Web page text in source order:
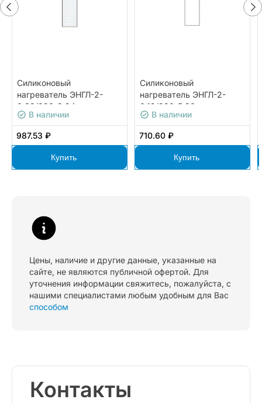
Силиконовый
нагреватель ЭНГЛ-2-
0,33/220-8,24
В наличии
987.53 ₽
Купить
Силиконовый
нагреватель ЭНГЛ-2-
0,12/220-5,90
В наличии
710.60 ₽
Купить
Цены, наличие и другие данные, указанные на
сайте, не являются публичной офертой. Для
уточнения информации свяжитесь, пожалуйста, с
нашими специалистами любым удобным для Вас
способом
Контакты